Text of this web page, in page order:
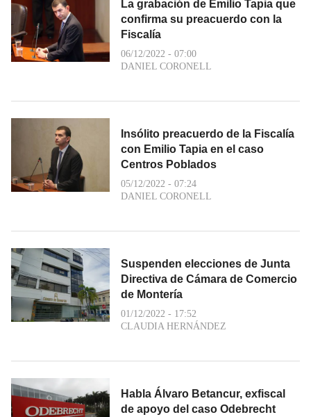
La grabación de Emilio Tapia que
confirma su preacuerdo con la
Fiscalía
06/12/2022 - 07:00
DANIEL CORONELL
Insólito preacuerdo de la Fiscalía
con Emilio Tapia en el caso
Centros Poblados
05/12/2022 - 07:24
DANIEL CORONELL
Suspenden elecciones de Junta
Directiva de Cámara de Comercio
de Montería
01/12/2022 - 17:52
CLAUDIA HERNÁNDEZ
Habla Álvaro Betancur, exfiscal
de apoyo del caso Odebrecht